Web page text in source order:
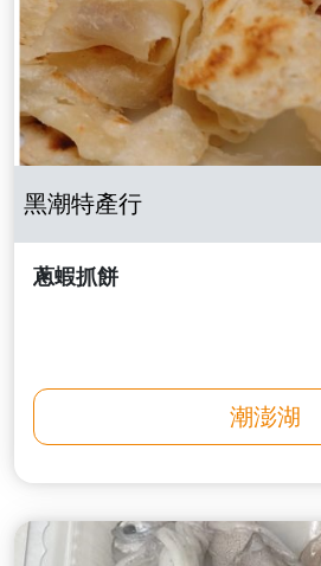
黑潮特產行
蔥蝦抓餅
潮澎湖